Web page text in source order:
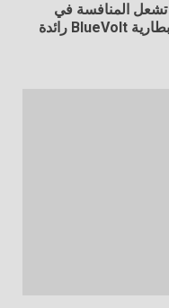
أكبر بطارية في تاريخ سلسلة vivo Y تشعل المنافسة في
مصر مع إطلاق vivo Y500، المزود ببطارية BlueVolt رائدة